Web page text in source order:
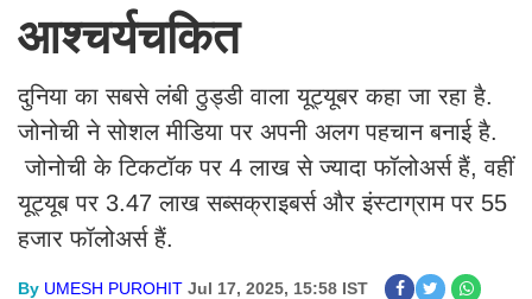
आश्चर्यचकित
दुनिया का सबसे लंबी ठुड्डी वाला यूट्यूबर कहा जा रहा है.
जोनोची ने सोशल मीडिया पर अपनी अलग पहचान बनाई है.
जोनोची के टिकटॉक पर 4 लाख से ज्यादा फॉलोअर्स हैं, वहीं
यूट्यूब पर 3.47 लाख सब्सक्राइबर्स और इंस्टाग्राम पर 55
हजार फॉलोअर्स हैं.
By UMESH PUROHIT Jul 17, 2025, 15:58 IST